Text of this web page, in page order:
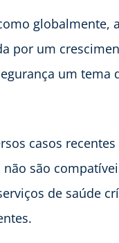
globalmente,
por um
um tema
casos
são
de saúde